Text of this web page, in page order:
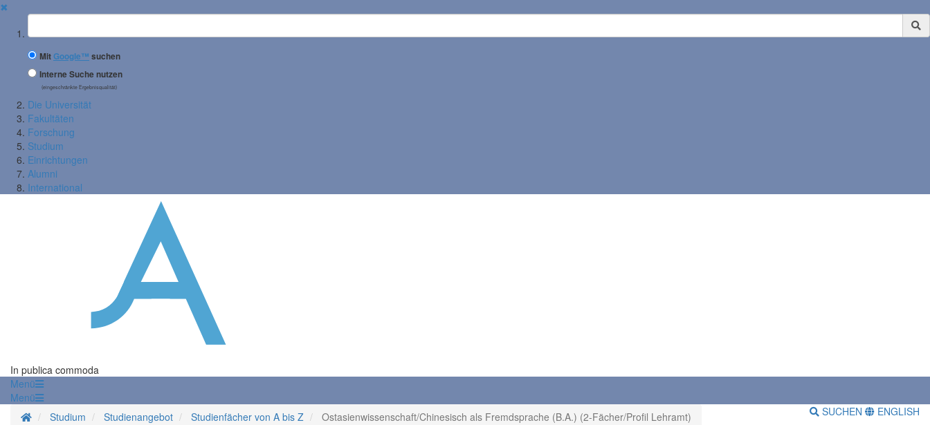
✖
Suchbegriff
MitGoogle™ suchen
Interne Suche nutzen
(eingeschränkte Ergebnisqualität)
Die Universität
Fakultäten
Forschung
Studium
Einrichtungen
Alumni
International
In publica commoda
Menü
Menü
Startseite
Studium Studienangebot Studienfächer von A bis Z Ostasienwissenschaft/Chinesisch als Fremdsprache (B.A.) (2-Fächer/Profil Lehramt) SUCHEN ENGLISH